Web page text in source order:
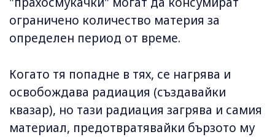
ограничено количество материя за
определен период от време.
Когато тя попадне в тях, се нагрява и
освобождава радиация (създавайки
квазар), но тази радиация загрява и самия
материал, предотвратявайки бързото му